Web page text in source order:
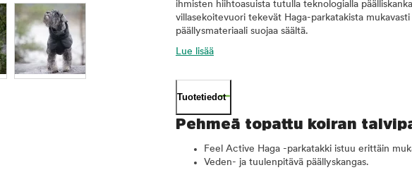
ihmisten hiihtoasuista tutulla teknologialla
villasekoitevuori tekevät Haga-parkatakista
päällysmateriaali suojaa säältä.
Lue lisää
Tuotetiedot
Pehmeä topattu koiran
Feel Active Haga -parkatakki istuu erittäin
Veden- ja tuulenpitävä päällyskangas.